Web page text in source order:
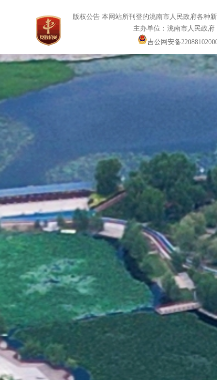
版权公告 本网站所刊登的洮南市人民政府各种
主办单位：洮南市人民政
吉公网安备